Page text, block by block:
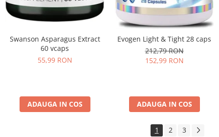
Swanson Asparagus Extract
60 vcaps
55,99 RON
ADAUGA IN COS
Evogen Light & Tight 28 caps
212,79 RON
152,99 RON
ADAUGA IN COS
1 2 3